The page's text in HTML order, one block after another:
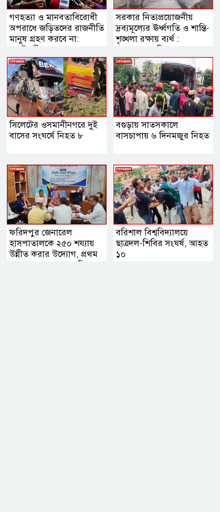
গণহত্যা ও মানবতাবিরোধী
অপরাধে জড়িতদের রাজনীতি
মানুষ গ্রহণ করবে না:
স্বরাষ্ট্রমন্ত্রী
সরকার নিত্যপ্রয়োজনীয়
দ্রব্যমূল্যের ঊর্ধ্বগতি ও শান্তি-
শৃঙ্খলা রক্ষায় ব্যর্থ :
জামায়াত আমির
সিলেটের ওসমানীনগরে দুই
বাসের সংঘর্ষে নিহত ৮
বগুড়ায় সাতসকালে
বাসচাপায় ৬ দিনমজুর নিহত
ফরিদপুর জেনারেল
হাসপাতালকে ২৫০ শয্যায়
উন্নীত করার উদ্যোগ, প্রথম
ব্যবস্থাপনা সভায় এমপি
বরিশাল বিশ্ববিদ্যালয়ে
ছাত্রদল-শিবির সংঘর্ষ, আহত
১০